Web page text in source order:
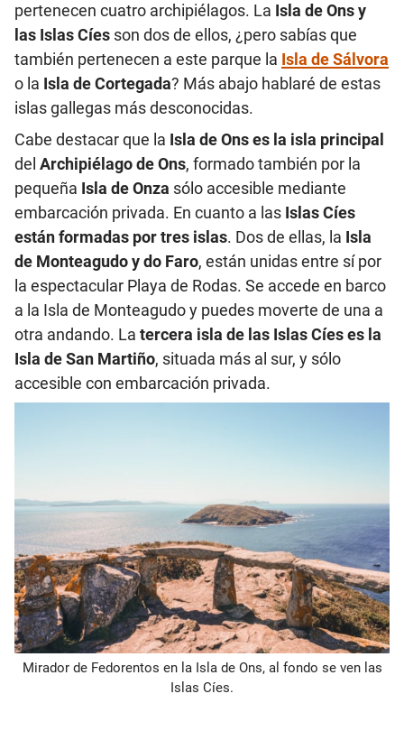
pertenecen cuatro archipiélagos. La Isla de Ons y
las Islas Cíes son dos de ellos, ¿pero sabías que
también pertenecen a este parque la Isla de Sálvora
o la Isla de Cortegada? Más abajo hablaré de estas
islas gallegas más desconocidas.
Cabe destacar que la Isla de Ons es la isla principal
del Archipiélago de Ons, formado también por la
pequeña Isla de Onza sólo accesible mediante
embarcación privada. En cuanto a las Islas Cíes
están formadas por tres islas. Dos de ellas, la Isla
de Monteagudo y do Faro, están unidas entre sí por
la espectacular Playa de Rodas. Se accede en barco
a la Isla de Monteagudo y puedes moverte de una a
otra andando. La tercera isla de las Islas Cíes es la
Isla de San Martiño, situada más al sur, y sólo
accesible con embarcación privada.
Mirador de Fedorentos en la Isla de Ons, al fondo se ven las
Islas Cíes.